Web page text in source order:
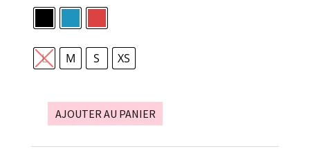
L M S XS
quantité
AJOUTER AU PANIER